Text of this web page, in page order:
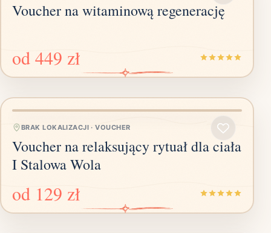
Voucher na witaminową regenerację
od 449 zł
BRAK LOKALIZACJI ·VOUCHER
Voucher na relaksujący rytuał dla ciała
I Stalowa Wola
od 129 zł